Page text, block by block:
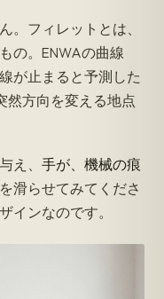
。フィレットとは、
の。ENWAの曲線
線が止まると予測した
方向を変える地点
え、 手が、機械の痕
滑らせてみてくださ
インなのです。